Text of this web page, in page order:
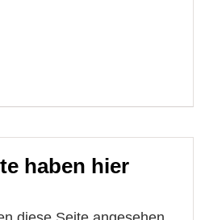
haben hier